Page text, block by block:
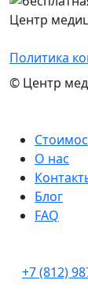
Центр
Политика
© Центр
О нас
Блог
FAQ
+7 (812)